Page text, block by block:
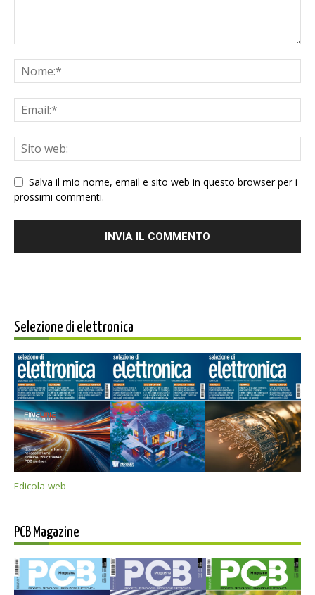
Salva il mio nome, email e sito web in questo browser per i
prossimi commenti.
Selezione di elettronica
Edicola web
PCB Magazine